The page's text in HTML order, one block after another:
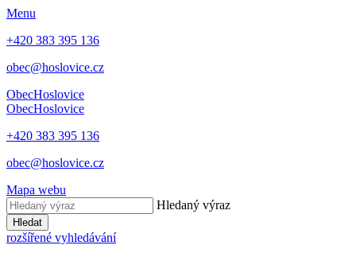
Menu
+420 383 395 136
obec@hoslovice.cz
ObecHoslovice
ObecHoslovice
+420 383 395 136
obec@hoslovice.cz
Mapa webu
Hledaný výraz
Hledat
rozšířené vyhledávání